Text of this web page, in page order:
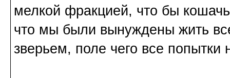
мелкой фракцией, что бы
что мы были вынуждены жить
зверьем, поле чего все попытки